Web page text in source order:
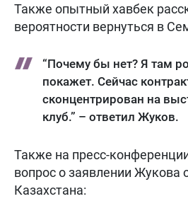
Также опытный хавбек
вероятности вернуться в
“Почему бы нет? Я там
покажет. Сейчас
сконцентрирован на
клуб.” – ответил Жуков.
Также на пресс-
вопрос о заявлении Жукова
Казахстана: